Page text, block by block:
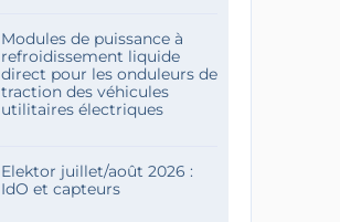
Modules de puissance à
refroidissement liquide
direct pour les onduleurs de
traction des véhicules
utilitaires électriques
Elektor juillet/août 2026 :
IdO et capteurs